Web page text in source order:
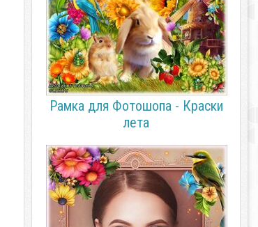
Рамка для Фотошопа - Краски
лета